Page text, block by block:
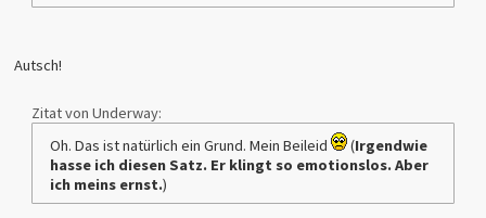
Autsch!
Zitat von Underway:
Oh. Das ist natürlich ein Grund. Mein Beileid
(Irgendwie
hasse ich diesen Satz. Er klingt so emotionslos. Aber
ich meins ernst.)